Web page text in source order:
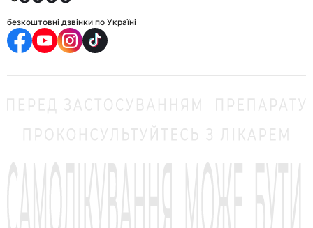
безкоштовні дзвінки по Україні